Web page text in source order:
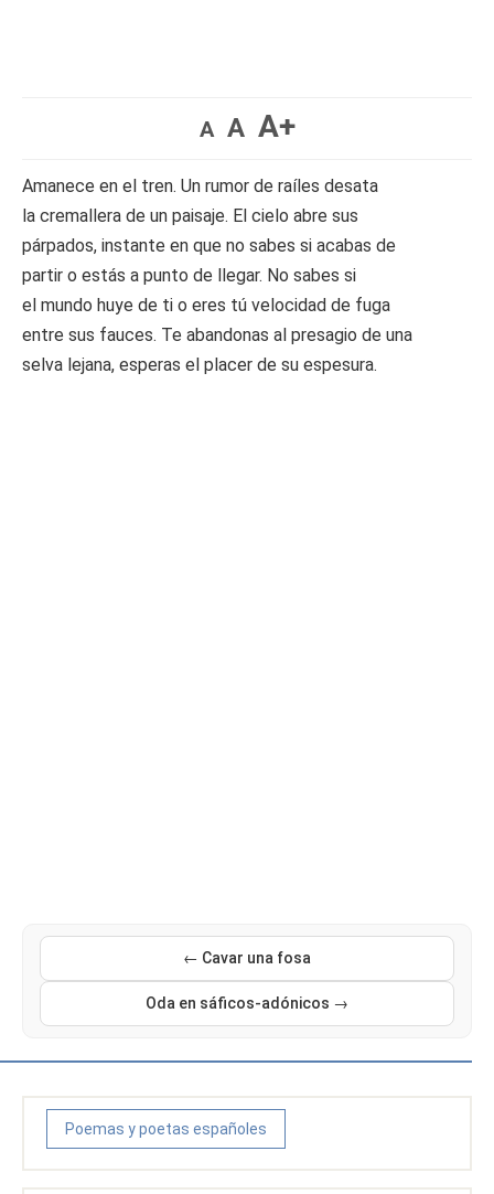
A A A+
Amanece en el tren. Un rumor de raíles desata
la cremallera de un paisaje. El cielo abre sus
párpados, instante en que no sabes si acabas de
partir o estás a punto de llegar. No sabes si
el mundo huye de ti o eres tú velocidad de fuga
entre sus fauces. Te abandonas al presagio de una
selva lejana, esperas el placer de su espesura.
← Cavar una fosa
Oda en sáficos-adónicos →
Poemas y poetas españoles